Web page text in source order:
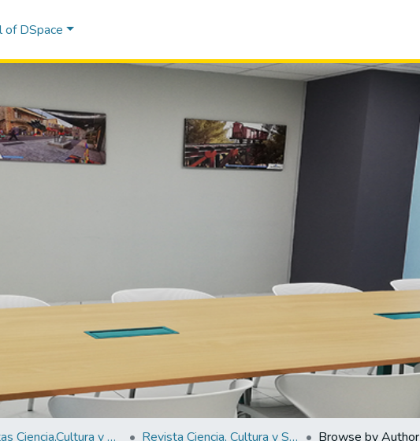
of DSpace
Revistas Ciencia,Cultura y Sociedad Revista Ciencia, Cultura y Sociedad Vol.9 N°1 Browse by Author